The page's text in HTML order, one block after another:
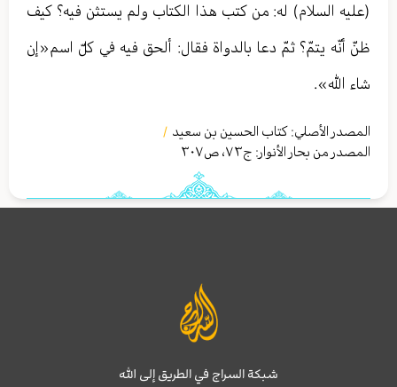
(عليه السلام) له: من كتب هذا الكتاب ولم يستثن فيه؟ كيف
ظنّ أنّه يتمّ؟ ثمّ دعا بالدواة فقال: ألحق فيه في كلّ اسم«إن
شاء الله».
المصدر الأصلي: كتاب الحسين بن سعيد /
المصدر من بحار الأنوار: ج٧٣، ص٣۰٧
شبكة السراج في الطريق إلى الله